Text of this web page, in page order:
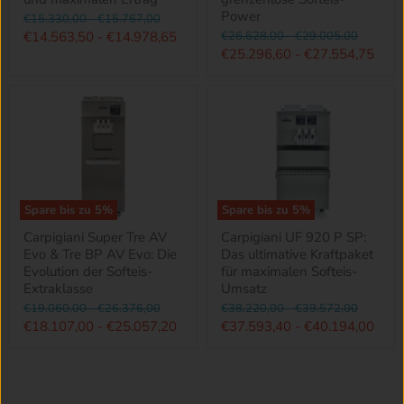
Ursprünglicher
Preis
€15.330,00-Ursprünglicher
Preis
€15.767,00
€14.563,50 €14.978,65
Power
Ursprünglicher
Preis
€26.628,00-Ursprünglicher
Preis
€29.005,00
€25.296,60 €27.554,75
Spare bis zu 5%
Carpigiani Super Tre AV
Evo & Tre BP AV Evo: Die
Evolution der Softeis-
Extraklasse
Ursprünglicher
Preis
€19.060,00-Ursprünglicher
Preis
€26.376,00
€18.107,00 €25.057,20
Spare bis zu 5%
Carpigiani UF 920 P SP:
Das ultimative Kraftpaket
für maximalen Softeis-
Umsatz
Ursprünglicher
Preis
€38.220,00-Ursprünglicher
Preis
€39.572,00
€37.593,40 €40.194,00